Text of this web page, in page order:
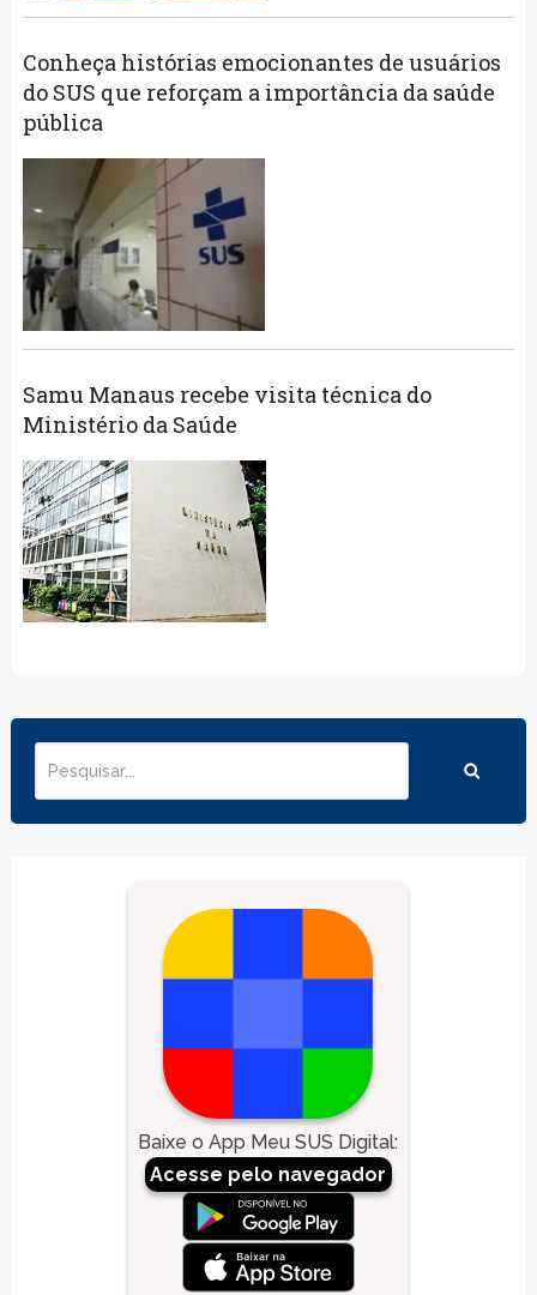
Conheça histórias emocionantes de usuários
do SUS que reforçam a importância da saúde
pública
Samu Manaus recebe visita técnica do
Ministério da Saúde
Baixe o App Meu SUS Digital:
Acesse pelo navegador